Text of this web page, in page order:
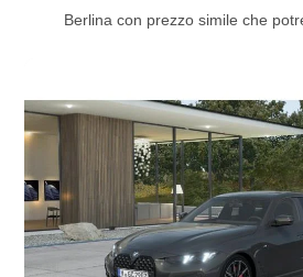
Berlina con prezzo simile che